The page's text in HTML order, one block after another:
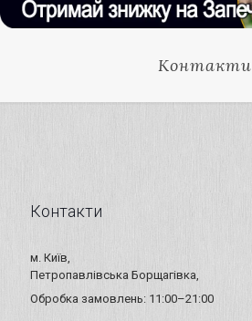
Контакти
Контакти
м. Київ,
Петропавлівська Борщагівка,
Обробка замовлень: 11:00–21:00